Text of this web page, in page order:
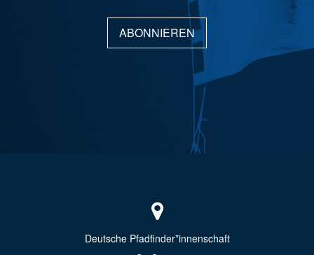
ABONNIEREN
Deutsche Pfadfinder*innenschaft